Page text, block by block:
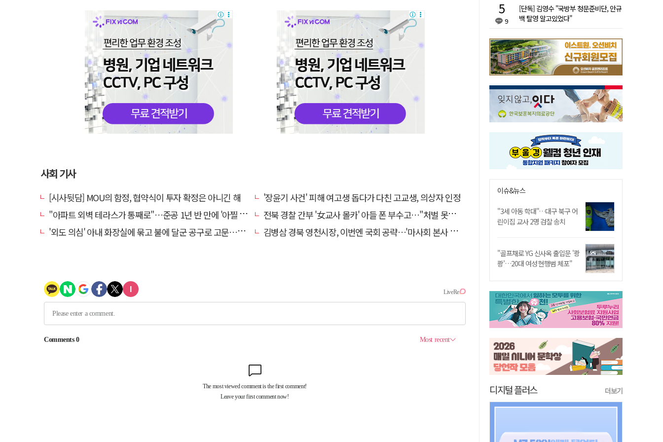
사회 기사
[시사뒷담] MOU의 함정, 협약식이 투자 확정은 아니긴 해
'장윤기 사건' 피해 여고생 돕다가 다친 고교생, 의상자 인정
"아파트 외벽 테라스가 통째로"…준공 1년 반 만에 '아찔 사고'
전북 경찰 간부 '女교사 몰카' 아들 폰 부수고…"처벌 못하는 사안" 내부망에 글
'외도 의심' 아내 화장실에 묶고 불에 달군 공구로 고문…남편 검거
김병삼 경북 영천시장, 이번엔 국회 공략…'마사회 본사 이전·광역교통망 확충' 요청
9
[단독] 김영수 "국방부 청문준비단, 안규
백 탈영 알고있었다"
이슈&뉴스
"3세 아동 학대"…대구 북구 어
린이집 교사 2명 검찰 송치
"골프채로 YG 신사옥 출입문 '쾅
쾅'…20대 여성 현행범 체포"
디지털 플러스 더보기